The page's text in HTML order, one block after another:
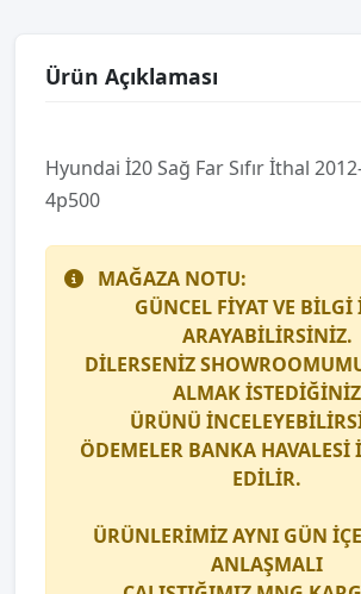
Ürün Açıklaması
Hyundai̇ İ20 Sağ Far Sıfır İthal
4p500
MAĞAZA NOTU:
GÜNCEL FİYAT VE BİLGİ
ARAYABİLİRSİNİZ.
DİLERSENİZ
ALMAK İSTEDİĞİNİZ
ÜRÜNÜ
ÖDEMELER BANKA HAVALESİ
EDİLİR.
ÜRÜNLERİMİZ AYNI GÜN
ANLAŞMALI